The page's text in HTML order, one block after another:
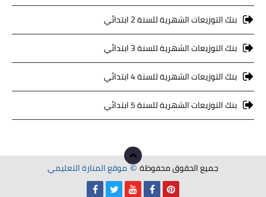
بنك التوزيعات الشهرية للسنة 2 ابتدائي
بنك التوزيعات الشهرية للسنة 3 ابتدائي
بنك التوزيعات الشهرية للسنة 4 ابتدائي
بنك التوزيعات الشهرية للسنة 5 ابتدائي
جميع الحقوق محفوظة © موقع المنارة التعليمي